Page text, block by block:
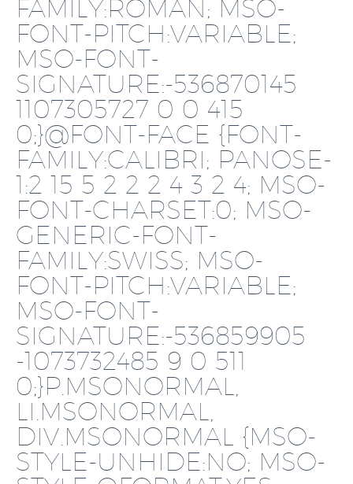
FAMILY:ROMAN; MSO-
FONT-PITCH:VARIABLE;
MSO-FONT-
SIGNATURE:-536870145
1107305727 0 0 415
0;}@FONT-FACE {FONT-
FAMILY:CALIBRI; PANOSE-
1:2 15 5 2 2 2 4 3 2 4; MSO-
FONT-CHARSET:0; MSO-
GENERIC-FONT-
FAMILY:SWISS; MSO-
FONT-PITCH:VARIABLE;
MSO-FONT-
SIGNATURE:-536859905
-1073732485 9 0 511
0;}P.MSONORMAL,
LI.MSONORMAL,
DIV.MSONORMAL {MSO-
STYLE-UNHIDE:NO; MSO-